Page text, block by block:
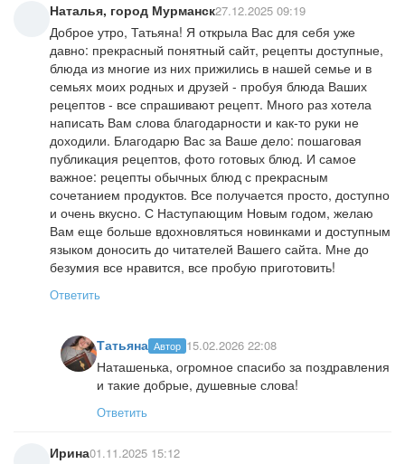
Наталья, город Мурманск27.12.2025 09:19
Доброе утро, Татьяна! Я открыла Вас для себя уже
давно: прекрасный понятный сайт, рецепты доступные,
блюда из многие из них прижились в нашей семье и в
семьях моих родных и друзей - пробуя блюда Ваших
рецептов - все спрашивают рецепт. Много раз хотела
написать Вам слова благодарности и как-то руки не
доходили. Благодарю Вас за Ваше дело: пошаговая
публикация рецептов, фото готовых блюд. И самое
важное: рецепты обычных блюд с прекрасным
сочетанием продуктов. Все получается просто, доступно
и очень вкусно. С Наступающим Новым годом, желаю
Вам еще больше вдохновляться новинками и доступным
языком доносить до читателей Вашего сайта. Мне до
безумия все нравится, все пробую приготовить!
Ответить
Татьяна Автор 15.02.2026 22:08
Наташенька, огромное спасибо за поздравления
и такие добрые, душевные слова!
Ответить
Ирина01.11.2025 15:12